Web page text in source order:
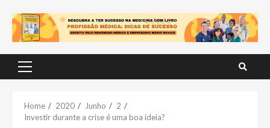
Primary
Home 2020 Junho
2
Investir durante a crise é uma boa ideia?